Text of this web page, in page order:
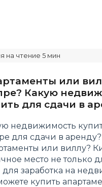
или
Какую
для сдачи в
недвижимость
для сдачи в аренду?
или виллу?
место не только
для заработка на
купить